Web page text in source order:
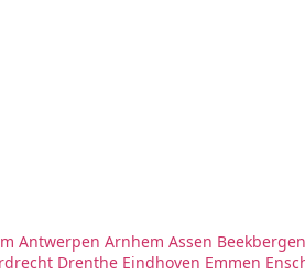
Antwerpen Arnhem Assen Beekbergen
Drenthe Eindhoven Emmen